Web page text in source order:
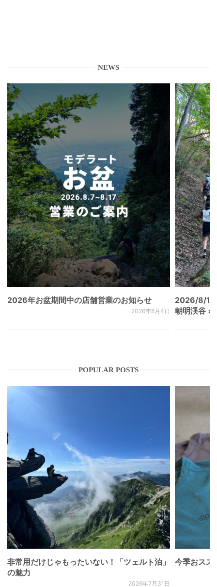
NEWS
2026年お盆期間中の店舗営業のお知らせ
2026年8月4日
2026/8/
朝明渓谷 ×
POPULAR POSTS
非常用だけじゃもったいない！「ツェルト泊」
の魅力
2026年7月31日
今季おスス